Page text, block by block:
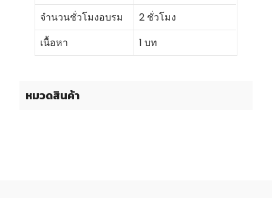
หมวดสินค้า
จำนวนชั่วโมงอบรม
2 ชั่วโมง
เนื้อหา
1 บท